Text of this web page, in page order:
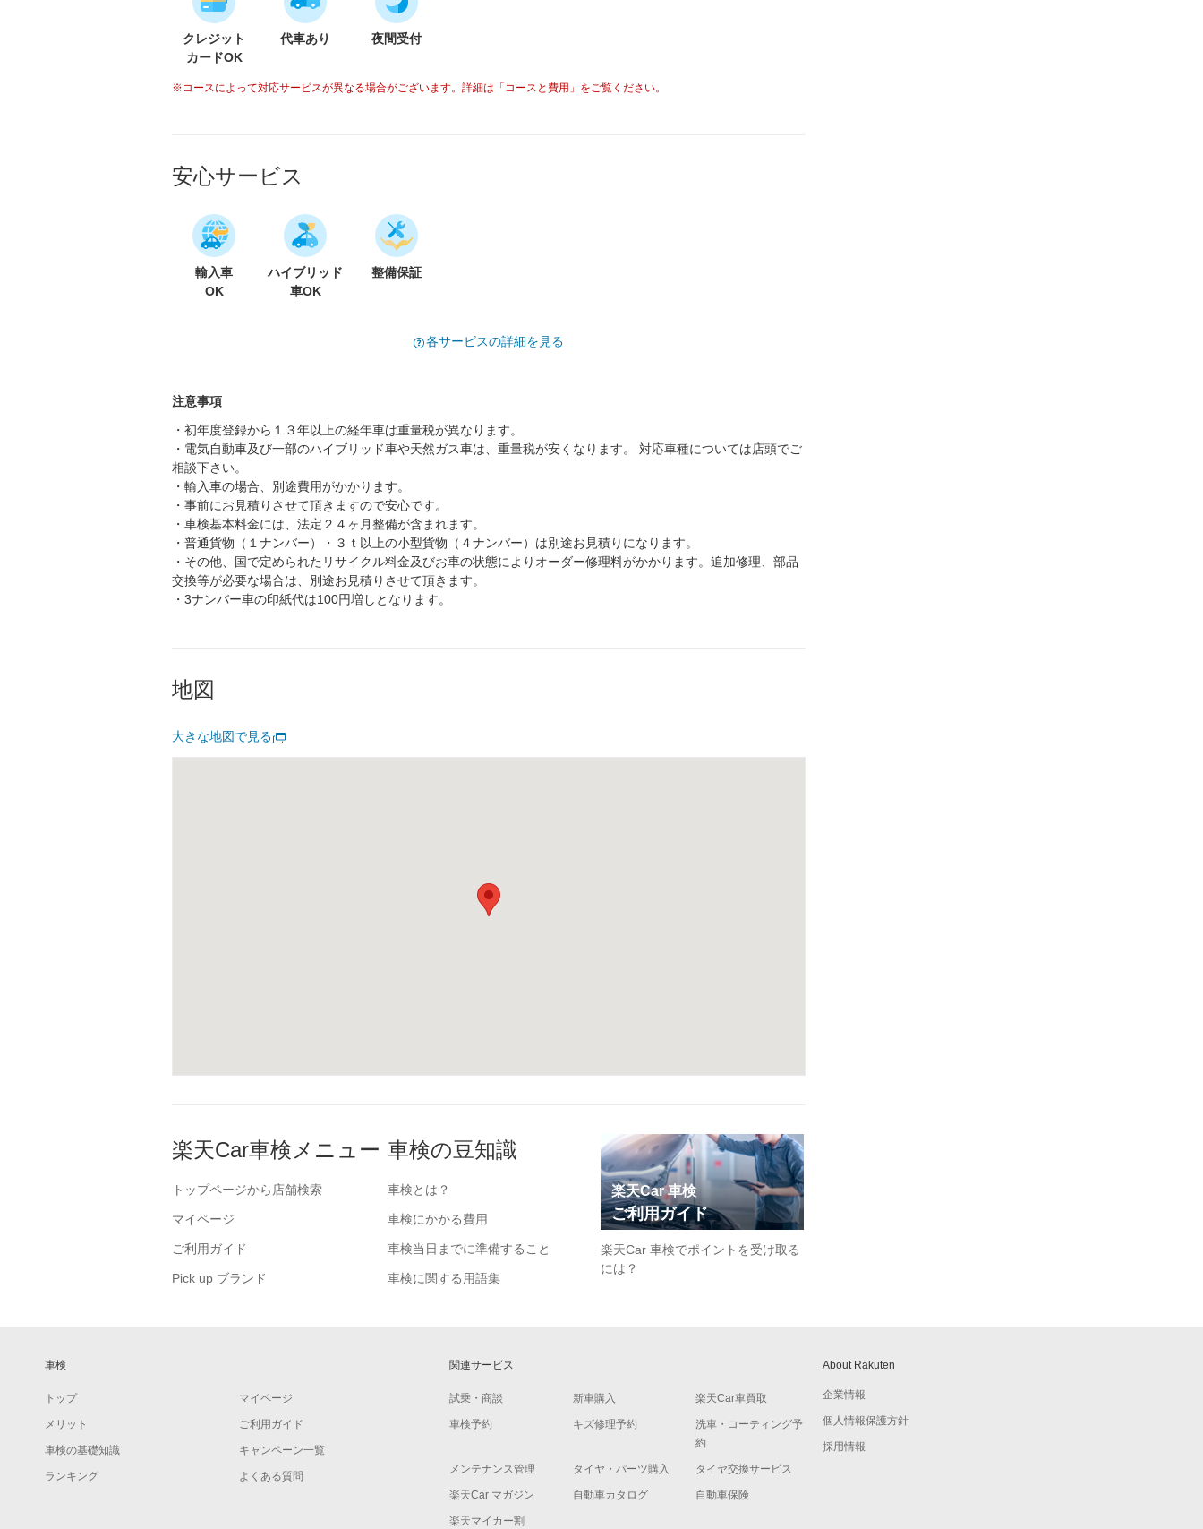
クレジット
カードOK
代車あり 夜間受付
※コースによって対応サービスが異なる場合がございます。詳細は「コースと費用」をご覧ください。
安心サービス
輸入車
OK
ハイブリッド
車OK
整備保証
各サービスの詳細を見る
注意事項
・初年度登録から１３年以上の経年車は重量税が異なります。
・電気自動車及び一部のハイブリッド車や天然ガス車は、重量税が安くなります。 対応車種については店頭でご
相談下さい。
・輸入車の場合、別途費用がかかります。
・事前にお見積りさせて頂きますので安心です。
・車検基本料金には、法定２４ヶ月整備が含まれます。
・普通貨物（１ナンバー）・３ｔ以上の小型貨物（４ナンバー）は別途お見積りになります。
・その他、国で定められたリサイクル料金及びお車の状態によりオーダー修理料がかかります。追加修理、部品
交換等が必要な場合は、別途お見積りさせて頂きます。
・3ナンバー車の印紙代は100円増しとなります。
地図
大きな地図で見る
楽天Car車検メニュー
トップページから店舗検索
マイページ
ご利用ガイド
Pick up ブランド
車検の豆知識
車検とは？
車検にかかる費用
車検当日までに準備すること
車検に関する用語集
楽天Car 車検
ご利用ガイド
楽天Car 車検でポイントを受け取る
には？
車検
トップ マイページ
メリット ご利用ガイド
車検の基礎知識 キャンペーン一覧
ランキング よくある質問
関連サービス
試乗・商談 新車購入 楽天Car車買取
車検予約 キズ修理予約
洗車・コーティング予
約
メンテナンス管理 タイヤ・パーツ購入 タイヤ交換サービス
楽天Car マガジン 自動車カタログ 自動車保険
楽天マイカー割
About Rakuten
企業情報
個人情報保護方針
採用情報